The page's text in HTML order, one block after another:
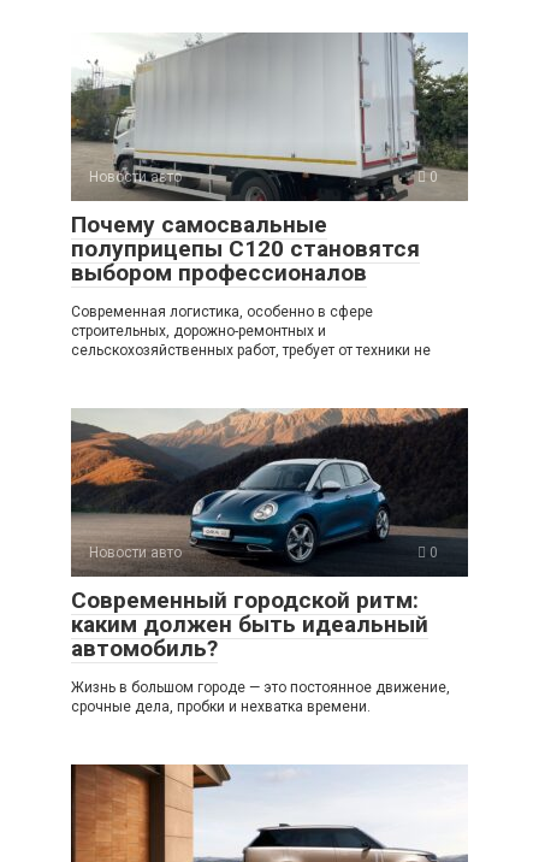
Новости авто 0
Почему самосвальные
полуприцепы C120 становятся
выбором профессионалов
Современная логистика, особенно в сфере
строительных, дорожно-ремонтных и
сельскохозяйственных работ, требует от техники не
Новости авто 0
Современный городской ритм:
каким должен быть идеальный
автомобиль?
Жизнь в большом городе — это постоянное движение,
срочные дела, пробки и нехватка времени.